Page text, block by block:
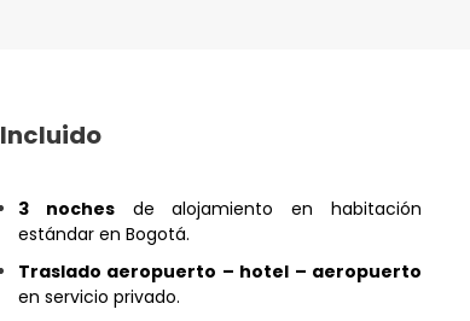
Incluido
3 nochesde alojamiento en habitación
estándar en Bogotá.
Traslado aeropuerto – hotel – aeropuerto
en servicio privado.